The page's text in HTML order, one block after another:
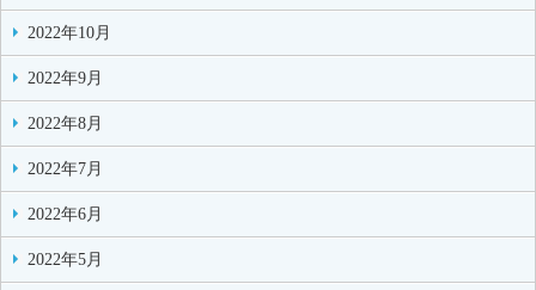
2022年10月
2022年9月
2022年8月
2022年7月
2022年6月
2022年5月